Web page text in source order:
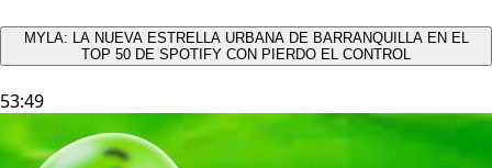
MYLA: LA NUEVA ESTRELLA URBANA DE BARRANQUILLA EN EL
TOP 50 DE SPOTIFY CON PIERDO EL CONTROL
53:49